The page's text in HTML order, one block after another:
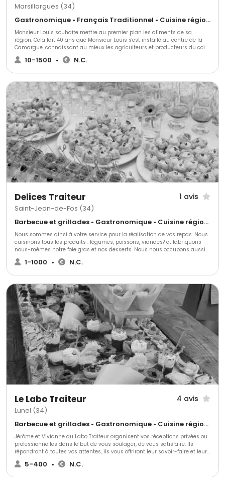
Marsillargues (34)
Gastronomique • Français Traditionnel • Cuisine régionale
Monsieur Louis souhaite mettre au premier plan les aliments de sa
région. Cela fait 40 ans que Monsieur Louis s'est installé au centre de la
Camargue, connaissant au mieux les agriculteurs et producteurs du coin.
Il arrive à embellir les produits de notre territoire, toute l'équipe de
Monsieur Louis est attentif, professionnelle pour réaliser vos rêves, pour un
10-1500 • N.C.
Delices Traiteur 1 avis
Saint-Jean-de-Fos (34)
Barbecue et grillades • Gastronomique • Cuisine régionale
Nous sommes ainsi à votre service pour la réalisation de vos repas. Nous
cuisinons tous les produits : légumes, poissons, viandes? et fabriquons
nous-mêmes notre foie gras et nos desserts. Nous nous occupons aussi
des cocktails avec des préparations variées telles que des canapés
assortis, verrines diverses, tapas, mignardises et tout type de pièces
hauteurs, volumes et couleurs différents. Délices traiteur réalise
également des ateliers avec divers thématiques : découpe de jambon,
plancha de poissons et viandes, exotique (pièces servies tièdes en
chaffing dish), jardin, USA, Asie, chasse, nature, mer (à base d'huîtres,
fruits de mer, etc.), gourmand (fontaine de chocolat et brochettes de
fruits, churros...).
1-1000 • N.C.
Le Labo Traiteur 4 avis
Lunel (34)
Barbecue et grillades • Gastronomique • Cuisine régionale
Jérôme et Vivianne du Labo Traiteur organisent vos réceptions privées ou
professionnelles dans le but de vous soulager, de vous satisfaire. Ils
répondront à toutes vos attentes, ils vous offriront leur savoir-faire et leur
passion. Rencontrez-les !
5-400 • N.C.